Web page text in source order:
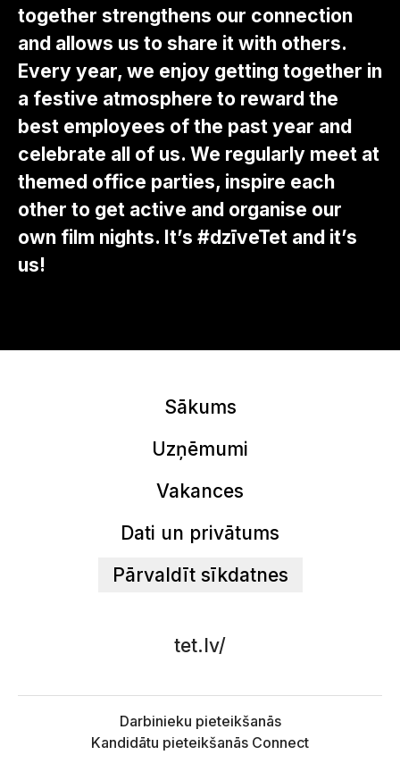
together strengthens our connection
and allows us to share it with others.
Every year, we enjoy getting together in
a festive atmosphere to reward the
best employees of the past year and
celebrate all of us. We regularly meet at
themed office parties, inspire each
other to get active and organise our
own film nights. It’s #dzīveTet and it’s
us!
Sākums
Uzņēmumi
Vakances
Dati un privātums
Pārvaldīt sīkdatnes
tet.lv/
Darbinieku pieteikšanās
Kandidātu pieteikšanās Connect